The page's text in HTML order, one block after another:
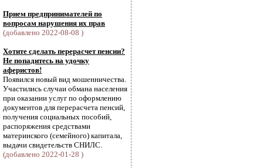
Прием предпринимателей по
вопросам нарушения их прав
(добавлено 2022-08-08 )
Хотите сделать перерасчет пенсии?
Не попадитесь на удочку
аферистов!
Появился новый вид мошенничества.
Участились случаи обмана населения
при оказании услуг по оформлению
документов для перерасчета пенсий,
получения социальных пособий,
распоряжения средствами
материнского (семейного) капитала,
выдачи свидетельств СНИЛС.
(добавлено 2022-01-28 )